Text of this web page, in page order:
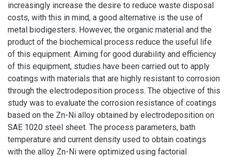
increasingly increase the desire to reduce waste disposal
costs, with this in mind, a good alternative is the use of
metal biodigesters. However, the organic material and the
product of the biochemical process reduce the useful life
of this equipment. Aiming for good durability and efficiency
of this equipment, studies have been carried out to apply
coatings with materials that are highly resistant to corrosion
through the electrodeposition process. The objective of this
study was to evaluate the corrosion resistance of coatings
based on the Zn-Ni alloy obtained by electrodeposition on
SAE 1020 steel sheet. The process parameters, bath
temperature and current density used to obtain coatings
with the alloy Zn-Ni were optimized using factorial